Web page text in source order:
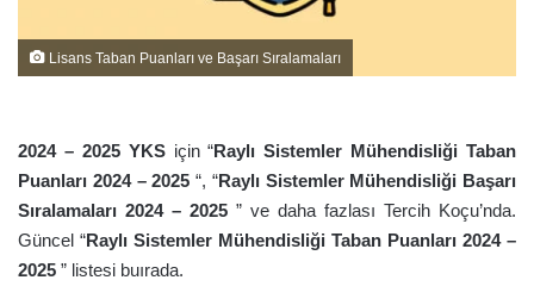
Lisans Taban Puanları ve Başarı Sıralamaları
2024 – 2025YKSiçin “Raylı Sistemler Mühendisliği Taban
Puanları 2024 – 2025 “, “Raylı Sistemler Mühendisliği Başarı
Sıralamaları 2024 – 2025 ” ve daha fazlası Tercih Koçu’nda.
Güncel “Raylı Sistemler Mühendisliği Taban Puanları 2024 –
2025 ” listesi buırada.